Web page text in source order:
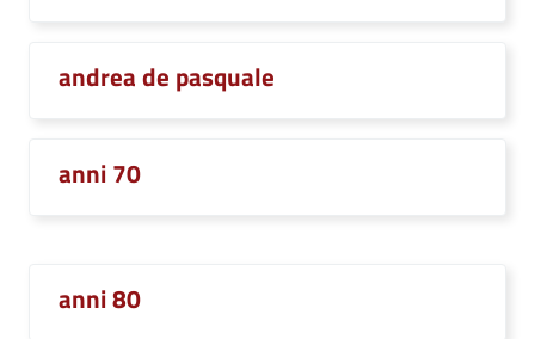
andrea de pasquale
anni 70
anni 80